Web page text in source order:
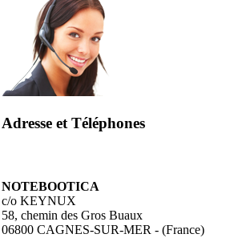
Adresse et Téléphones
NOTEBOOTICA
c/o KEYNUX
58, chemin des Gros Buaux
06800 CAGNES-SUR-MER - (France)